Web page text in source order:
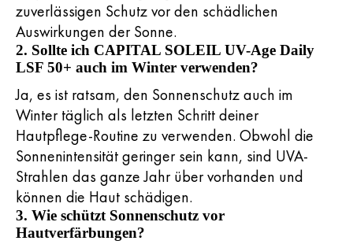
zuverlässigen Schutz vor den schädlichen
Auswirkungen der Sonne.
2. Sollte ich CAPITAL SOLEIL UV-Age Daily
LSF 50+ auch im Winter verwenden?
Ja, es ist ratsam, den Sonnenschutz auch im
Winter täglich als letzten Schritt deiner
Hautpflege-Routine zu verwenden. Obwohl die
Sonnenintensität geringer sein kann, sind UVA-
Strahlen das ganze Jahr über vorhanden und
können die Haut schädigen.
3. Wie schützt Sonnenschutz vor
Hautverfärbungen?